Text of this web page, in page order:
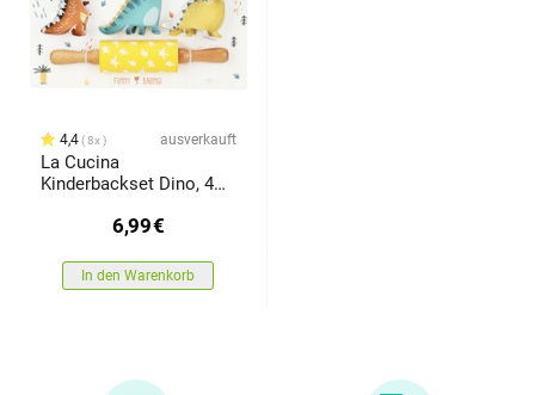
4,4 8x ausverkauft
La Cucina
Kinderbackset Dino, 4
6,99€
In den Warenkorb